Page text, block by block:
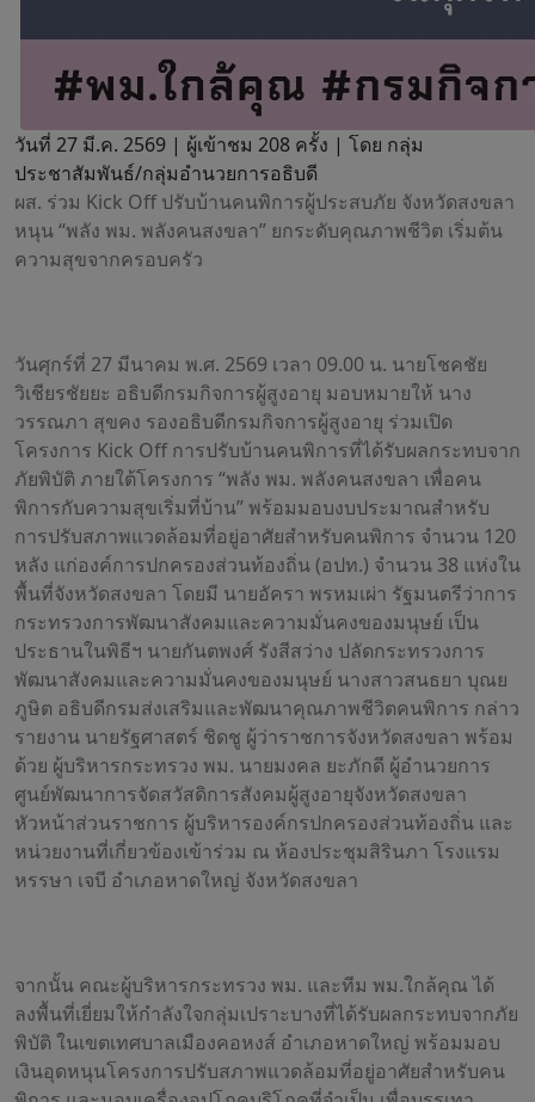
วันที่ 27 มี.ค. 2569 | ผู้เข้าชม 208 ครั้ง | โดย กลุ่ม
ประชาสัมพันธ์/กลุ่มอำนวยการอธิบดี
ผส. ร่วม Kick Off ปรับบ้านคนพิการผู้ประสบภัย จังหวัดสงขลา
หนุน “พลัง พม. พลังคนสงขลา” ยกระดับคุณภาพชีวิต เริ่มต้น
ความสุขจากครอบครัว
วันศุกร์ที่ 27 มีนาคม พ.ศ. 2569 เวลา 09.00 น. นายโชคชัย
วิเชียรชัยยะ อธิบดีกรมกิจการผู้สูงอายุ มอบหมายให้ นาง
วรรณภา สุขคง รองอธิบดีกรมกิจการผู้สูงอายุ ร่วมเปิด
โครงการ Kick Off การปรับบ้านคนพิการที่ได้รับผลกระทบจาก
ภัยพิบัติ ภายใต้โครงการ “พลัง พม. พลังคนสงขลา เพื่อคน
พิการกับความสุขเริ่มที่บ้าน” พร้อมมอบงบประมาณสำหรับ
การปรับสภาพแวดล้อมที่อยู่อาศัยสำหรับคนพิการ จำนวน 120
หลัง แก่องค์การปกครองส่วนท้องถิ่น (อปท.) จำนวน 38 แห่งใน
พื้นที่จังหวัดสงขลา โดยมี นายอัครา พรหมเผ่า รัฐมนตรีว่าการ
กระทรวงการพัฒนาสังคมและความมั่นคงของมนุษย์ เป็น
ประธานในพิธีฯ นายกันตพงศ์ รังสีสว่าง ปลัดกระทรวงการ
พัฒนาสังคมและความมั่นคงของมนุษย์ นางสาวสนธยา บุณย
ภูษิต อธิบดีกรมส่งเสริมและพัฒนาคุณภาพชีวิตคนพิการ กล่าว
รายงาน นายรัฐศาสตร์ ชิดชู ผู้ว่าราชการจังหวัดสงขลา พร้อม
ด้วย ผู้บริหารกระทรวง พม. นายมงคล ยะภักดี ผู้อำนวยการ
ศูนย์พัฒนาการจัดสวัสดิการสังคมผู้สูงอายุจังหวัดสงขลา
หัวหน้าส่วนราชการ ผู้บริหารองค์กรปกครองส่วนท้องถิ่น และ
หน่วยงานที่เกี่ยวข้องเข้าร่วม ณ ห้องประชุมสิรินภา โรงแรม
หรรษา เจบี อำเภอหาดใหญ่ จังหวัดสงขลา
จากนั้น คณะผู้บริหารกระทรวง พม. และทีม พม.ใกล้คุณ ได้
ลงพื้นที่เยี่ยมให้กำลังใจกลุ่มเปราะบางที่ได้รับผลกระทบจากภัย
พิบัติ ในเขตเทศบาลเมืองคอหงส์ อำเภอหาดใหญ่ พร้อมมอบ
เงินอุดหนุนโครงการปรับสภาพแวดล้อมที่อยู่อาศัยสำหรับคน